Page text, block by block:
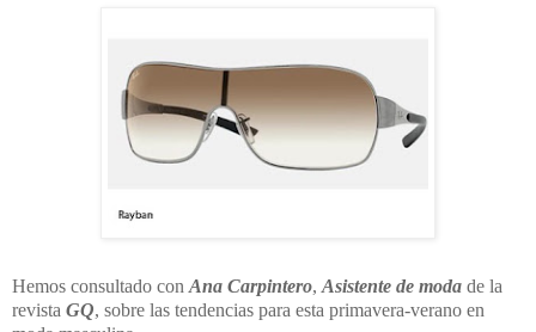
Hemos consultado con Ana Carpintero, Asistente de moda de la
revista GQ, sobre las tendencias para esta primavera-verano en